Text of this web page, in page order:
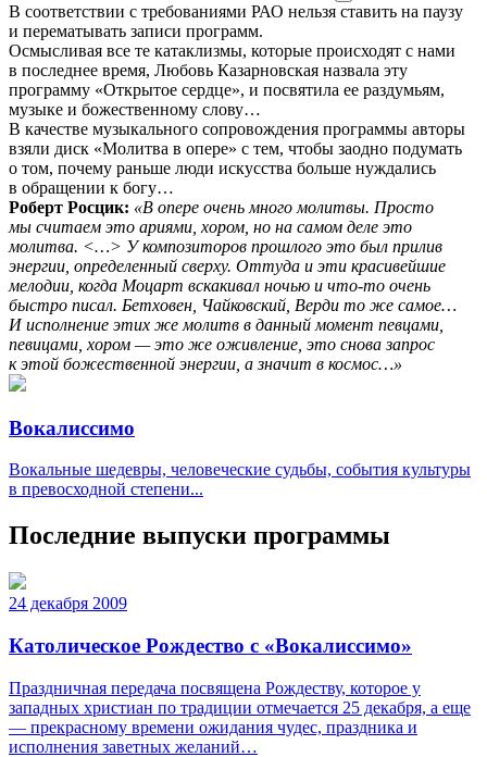
В соответствии с требованиями РАО нельзя ставить на паузу
и перематывать записи программ.
Осмысливая все те катаклизмы, которые происходят с нами
в последнее время, Любовь Казарновская назвала эту
программу «Открытое сердце», и посвятила ее раздумьям,
музыке и божественному слову…
В качестве музыкального сопровождения программы авторы
взяли диск «Молитва в опере» с тем, чтобы заодно подумать
о том, почему раньше люди искусства больше нуждались
в обращении к богу…
Роберт Росцик: «В опере очень много молитвы. Просто
мы считаем это ариями, хором, но на самом деле это
молитва. <…> У композиторов прошлого это был прилив
энергии, определенный сверху. Оттуда и эти красивейшие
мелодии, когда Моцарт вскакивал ночью и что-то очень
быстро писал. Бетховен, Чайковский, Верди то же самое…
И исполнение этих же молитв в данный момент певцами,
певицами, хором — это же оживление, это снова запрос
к этой божественной энергии, а значит в космос…»
Вокалиссимо
Вокальные шедевры, человеческие судьбы, события культуры
в превосходной степени...
Последние выпуски программы
24 декабря 2009
Католическое Рождество с «Вокалиссимо»
Праздничная передача посвящена Рождеству, которое у
западных христиан по традиции отмечается 25 декабря, а еще
— прекрасному времени ожидания чудес, праздника и
исполнения заветных желаний…